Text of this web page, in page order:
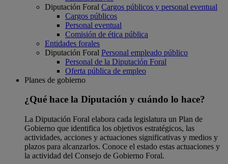
Diputación Foral Cargos públicos y personal eventual
Cargos públicos
Personal eventual
Comisión de ética pública
Entidades forales
Diputación Foral Personal empleado público
Personal de la Diputación Foral
Oferta pública de empleo
Planes de gobierno
¿Qué hace la Diputación y cuándo lo hace?
La Diputación Foral elabora cada legislatura un Plan de
Gobierno que identifica los objetivos estratégicos, las
actividades, acciones y actuaciones significativas y medios y
plazos para alcanzarlos. Conoce el estado estas actuaciones y
la actividad del Consejo de Gobierno Foral.